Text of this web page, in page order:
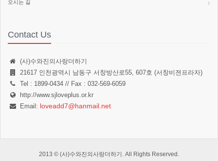
오시는 길
Contact Us
(사)수와진의사랑더하기
21617 인천광역시 남동구 서창방산로55, 607호 (서창비젼프라자)
Tel : 1899-0434 // Fax : 032-569-6059
http://www.sjloveplus.or.kr
Email: loveadd7@hanmail.net
2013 © (사)수와진의사랑더하기. All Rights Reserved.